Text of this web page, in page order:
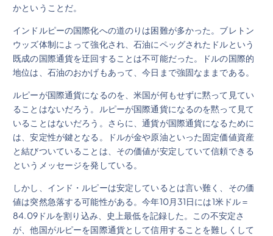
かということだ。
インドルピーの国際化への道のりは困難が多かった。ブレトン
ウッズ体制によって強化され、石油にペッグされたドルという
既成の国際通貨を迂回することは不可能だった。ドルの国際的
地位は、石油のおかげもあって、今日まで強固なままである。
ルピーが国際通貨になるのを、米国が何もせずに黙って見てい
ることはないだろう。ルピーが国際通貨になるのを黙って見て
いることはないだろう。さらに、通貨が国際通貨になるために
は、安定性が鍵となる。ドルが金や原油といった固定価値資産
と結びついていることは、その価値が安定していて信頼できる
というメッセージを発している。
しかし、インド・ルピーは安定しているとは言い難く、その価
値は突然急落する可能性がある。今年10月31日には1米ドル＝
84.09ドルを割り込み、史上最低を記録した。この不安定さ
が、他国がルピーを国際通貨として信用することを難しくして